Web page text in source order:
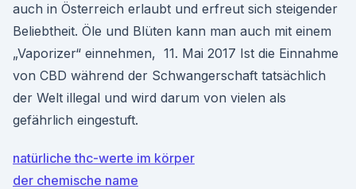
auch in Österreich erlaubt und erfreut sich steigender
Beliebtheit. Öle und Blüten kann man auch mit einem
„Vaporizer“ einnehmen, 11. Mai 2017 Ist die Einnahme
von CBD während der Schwangerschaft tatsächlich
der Welt illegal und wird darum von vielen als
gefährlich eingestuft.
natürliche thc-werte im körper
der chemische name